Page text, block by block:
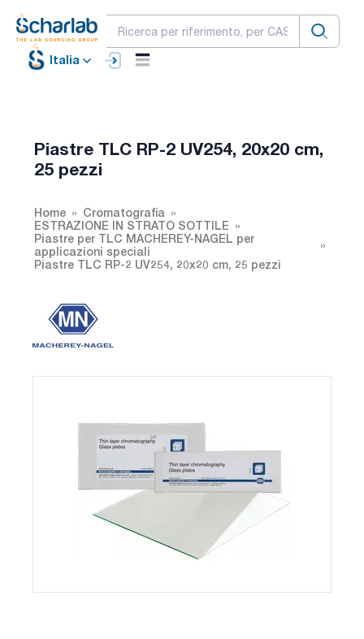
Italia
Piastre TLC RP-2 UV254, 20x20 cm,
25 pezzi
Home
Cromatografia
ESTRAZIONE IN STRATO SOTTILE
Piastre per TLC MACHEREY-NAGEL per
applicazioni speciali
Piastre TLC RP-2 UV254, 20x20 cm, 25 pezzi